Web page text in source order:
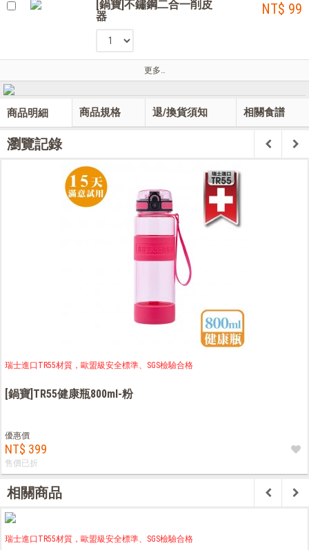
[鍋寶]不鏽鋼二合一削皮
器
NT$ 99
更多…
商品明細 商品規格 退/換貨須知 相關食譜
瀏覽記錄
瑞士進口TR55材質，歐盟級安全標準、SGS檢驗合格
[鍋寶]TR55健康瓶800ml-粉
優惠價
NT$ 399
售價已折
相關商品
瑞士進口TR55材質，歐盟級安全標準、SGS檢驗合格